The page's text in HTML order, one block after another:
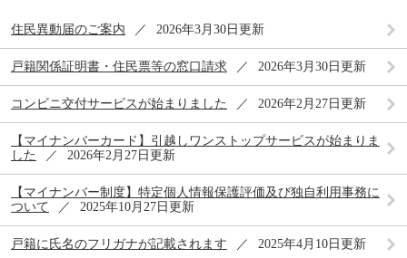
住民異動届のご案内 2026年3月30日更新
戸籍関係証明書・住民票等の窓口請求 2026年3月30日更新
コンビニ交付サービスが始まりました 2026年2月27日更新
【マイナンバーカード】引越しワンストップサービスが始まりま
した
2026年2月27日更新
【マイナンバー制度】特定個人情報保護評価及び独自利用事務に
ついて
2025年10月27日更新
戸籍に氏名のフリガナが記載されます 2025年4月10日更新